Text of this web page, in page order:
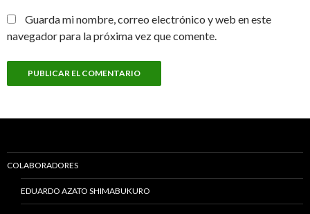
Guarda mi nombre, correo electrónico y web en este
navegador para la próxima vez que comente.
COLABORADORES
EDUARDO AZATO SHIMABUKURO